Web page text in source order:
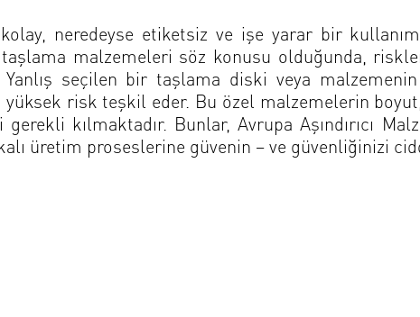
kolay, neredeyse etiketsiz ve işe yarar bir
taşlama malzemeleri söz konusu olduğunda,
seçilen bir taşlama diski veya
risk teşkil eder. Bu özel malzemelerin
kılmaktadır. Bunlar, Avrupa Aşındırıcı
üretim proseslerine güvenin – ve güvenliğinizi